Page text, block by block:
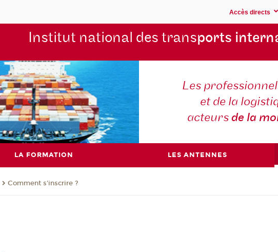
Accès directs
Institut national des transports
Les
et de la
acteursde la
LA FORMATION LES ANTENNES
Comment s'inscrire ?